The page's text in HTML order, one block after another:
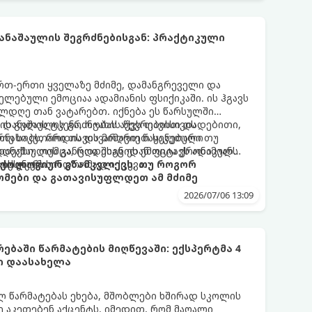
შეგრძნებისგან: პრაქტიკული
ერთი ყველაზე მძიმე, დამანგრეველი და
ემოციაა ადამიანის ფსიქიკაში. ის ჰგავს
თან ვატარებთ. იქნება ეს წარსულში
გულის ტკენა, ოჯახის წევრებისთვის
საკუთარი თავის მიმართ წაყენებული
განცდა შიგნიდან ფიტავს ადამიანს
უნარს.
გრძნობას აქვს თავისი დადებითი,
როდის დავარღვიეთ საკუთარი თუ
თუმცა, როდესაც ეს ემოცია ქრონიკულ
სინდრომად იქცევა.
გზამკვლევს, თუ როგორ
და გათავისუფლდეთ ამ მძიმე
2026/07/06 13:09
წარმატების მიღწევაში: ექსპერტმა 4
დაასახელა
წარმატებას ეხება, მშობლები ხშირად სკოლის
აკეთებენ აქცენტს. იმედით, რომ მაღალი